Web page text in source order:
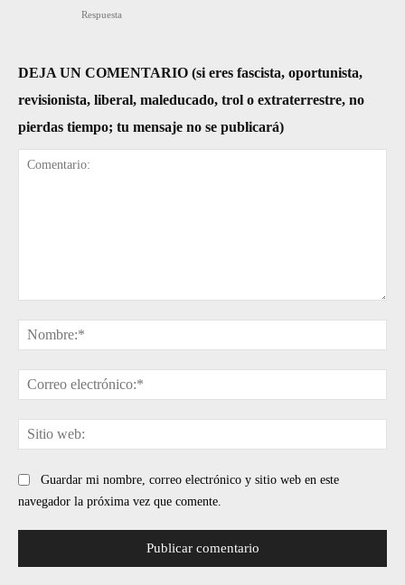
Respuesta
DEJA UN COMENTARIO (si eres fascista, oportunista,
revisionista, liberal, maleducado, trol o extraterrestre, no
pierdas tiempo; tu mensaje no se publicará)
Guardar mi nombre, correo electrónico y sitio web en este
navegador la próxima vez que comente.